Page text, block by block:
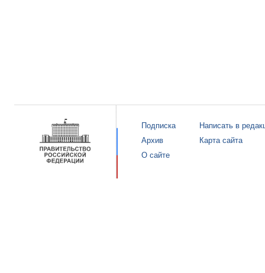
Подписка
Архив
О сайте
Написать в
Карта сайта